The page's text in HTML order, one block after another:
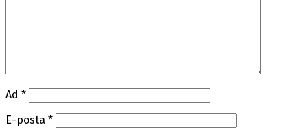
Ad *
E-posta *